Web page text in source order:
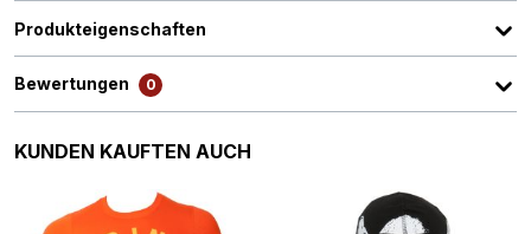
Produkteigenschaften
Bewertungen 0
Produktgalerie überspringen
KUNDEN KAUFTEN AUCH